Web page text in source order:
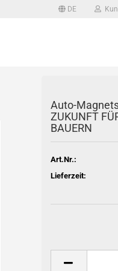
DE
vergessen?
Auto-
ZUKUNFT
BAUERN
Art.Nr.:
Lieferzeit: